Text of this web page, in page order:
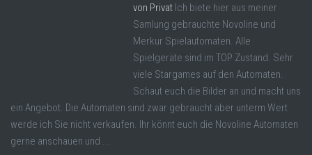
von Privat Ich biete hier aus meiner
Samlung gebrauchte Novoline und
Merkur Spielautomaten. Alle
Spielgeräte sind im TOP Zustand. Sehr
viele Stargames auf den Automaten.
Schaut euch die Bilder an und macht uns
ein Angebot. Die Automaten sind zwar gebraucht aber unterm Wert
werde ich Sie nicht verkaufen. Ihr könnt euch die Novoline Automaten
gerne anschauen und ...